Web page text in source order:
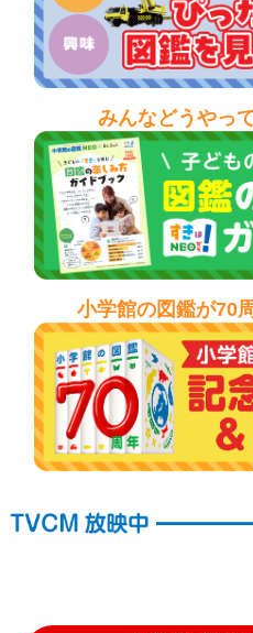
みんなどうやっ
小学館の図鑑が70